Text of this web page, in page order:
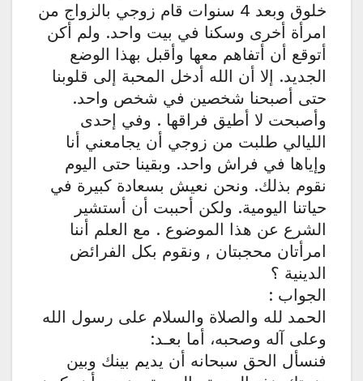
خلوق وبعد 4 سنوات قام زوجي بالزواج من
امرأة أخرى وسكنا في بيت واحد. ولم أكن
أتوقع أن أتفاهم معها وأقبل بهذا الوضع
الجديد. إلا أن الله أدخل المحبة إلى قلوبنا
حتى أصبحنا شخصين في شخص واحد.
وأصبحت لا أطيق فراقها . وفي إحدى
الليالي طلبت من زوجي أن يجامعني أنا
وإياها في فراش واحد. وبقينا حتى اليوم
نقوم بذلك. ونحن نعيش بسعادة كبيرة في
حياتنا اليومية. ولكن أحببت أن أستشير
الشرع عن هذا الموضوع . مع العلم أننا
امرأتان محجبتان , ونقوم بكل الفرائض
الدينية ؟
الجواب :
الحمد لله والصلاة والسلام على رسول الله
وعلى آله وصحبه، أما بعـد:
فنسأل الحق سبحانه أن يديم بينك وبين